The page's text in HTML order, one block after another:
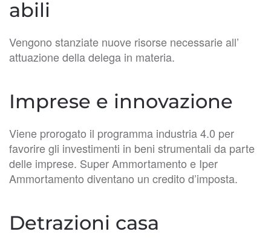
abili
Vengono stanziate nuove risorse necessarie all’
attuazione della delega in materia.
Imprese e innovazione
Viene prorogato il programma industria 4.0 per
favorire gli investimenti in beni strumentali da parte
delle imprese. Super Ammortamento e Iper
Ammortamento diventano un credito d’imposta.
Detrazioni casa